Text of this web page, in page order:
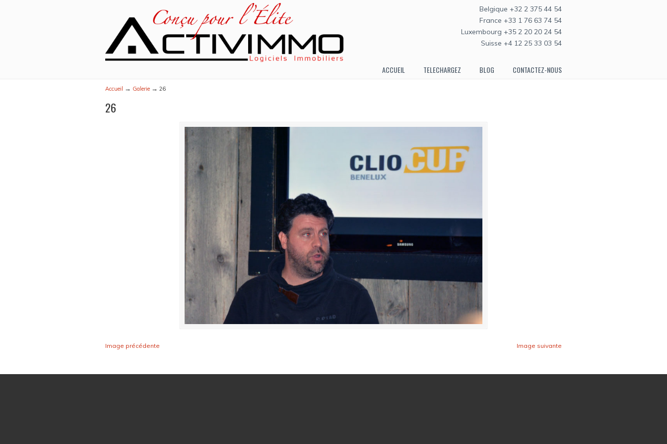
Belgique +32 2 375 44 54
France +33 1 76 63 74 54
Luxembourg +35 2 20 20 24 54
Suisse +4 12 25 33 03 54
ACCUEIL TELECHARGEZ BLOG CONTACTEZ-NOUS
Accueil → Galerie → 26
26
Image précédente Image suivante